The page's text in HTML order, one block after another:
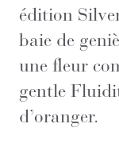
édition
baie de
une fleur
gentle
d’oranger.